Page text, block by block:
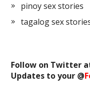
pinoy sex stories
tagalog sex
Follow on Twitter
Updates to your @